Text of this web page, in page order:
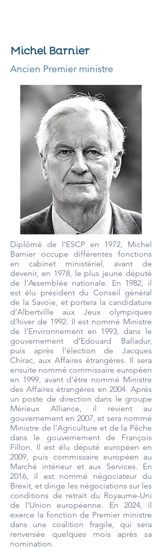
Michel Barnier
Ancien Premier ministre
Diplômé de l’ESCP en 1972, Michel
Barnier occupe différentes fonctions
en cabinet ministériel, avant de
devenir, en 1978, le plus jeune député
de l’Assemblée nationale. En 1982, il
est élu président du Conseil général
de la Savoie, et portera la candidature
d’Albertville aux Jeux olympiques
d’hiver de 1992. Il est nommé Ministre
de l’Environnement en 1993, dans le
gouvernement d’Edouard Balladur,
puis après l’élection de Jacques
Chirac, aux Affaires étrangères. Il sera
ensuite nommé commissaire européen
en 1999, avant d’être nommé Ministre
des Affaires étrangères en 2004. Après
un poste de direction dans le groupe
Mérieux Alliance, il revient au
gouvernement en 2007, et sera nommé
Ministre de l’Agriculture et de la Pêche
dans le gouvernement de François
Fillon. Il est élu député européen en
2009, puis commissaire européen au
Marché intérieur et aux Services. En
2016, il est nommé négociateur du
Brexit, et dirige les négociations sur les
conditions de retrait du Royaume-Uni
de l’Union européenne. En 2024, il
exerce la fonction de Premier ministre
dans une coalition fragile, qui sera
renversée quelques mois après sa
nomination.